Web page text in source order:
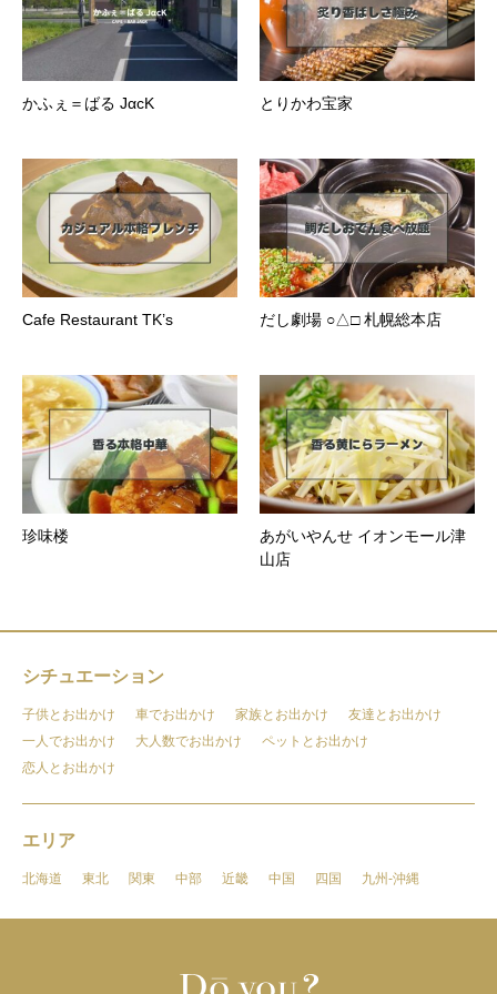
かふぇ＝ばる JαcK とりかわ宝家
Cafe Restaurant TK’s だし劇場 ○△□ 札幌総本店
珍味楼
あがいやんせ イオンモール津
山店
シチュエーション
子供とお出かけ 車でお出かけ 家族とお出かけ
友達とお出かけ
一人でお出かけ
大人数でお出かけ
ペットとお出かけ
恋人とお出かけ
エリア
北海道 東北 関東 中部 近畿 中国 四国 九州-沖縄